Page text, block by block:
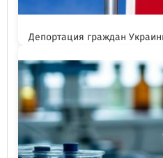
Депортация граждан